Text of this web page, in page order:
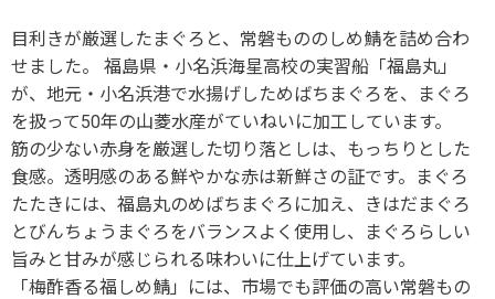
目利きが厳選したまぐろと、常磐もののしめ鯖を詰め合わ
せました。 福島県・小名浜海星高校の実習船「福島丸」
が、地元・小名浜港で水揚げしためばちまぐろを、まぐろ
を扱って50年の山菱水産がていねいに加工しています。
筋の少ない赤身を厳選した切り落としは、もっちりとした
食感。透明感のある鮮やかな赤は新鮮さの証です。まぐろ
たたきには、福島丸のめばちまぐろに加え、きはだまぐろ
とびんちょうまぐろをバランスよく使用し、まぐろらしい
旨みと甘みが感じられる味わいに仕上げています。
「梅酢香る福しめ鯖」には、市場でも評価の高い常磐もの